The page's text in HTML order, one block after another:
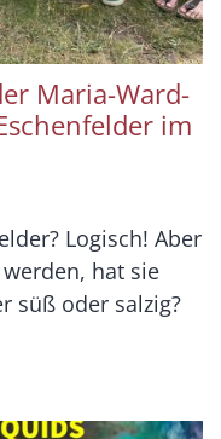
Maria-Ward-
im
Logisch! Aber
hat sie
süß oder salzig?